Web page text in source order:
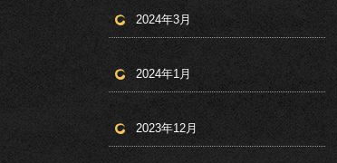
2024年3月
2024年1月
2023年12月